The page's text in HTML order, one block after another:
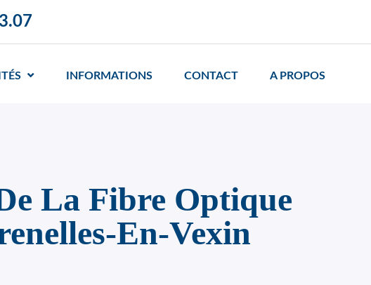
INFORMATIONS CONTACT A PROPOS
La Fibre Optique
En-Vexin